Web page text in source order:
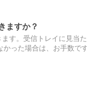
ますか？
す。受信トレイに見当
った場合は、お手数で